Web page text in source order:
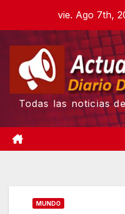
content
vie. Ago 7th,
Todas las noticias
MUNDO